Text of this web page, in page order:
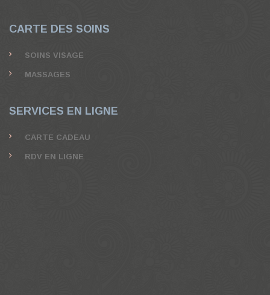
CARTE DES SOINS
SOINS VISAGE
MASSAGES
SERVICES EN LIGNE
CARTE CADEAU
RDV EN LIGNE